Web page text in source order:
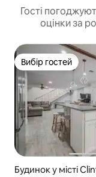
Гості
оцінки за
Вибір гостей
Вибір гостей
Будинок у місті